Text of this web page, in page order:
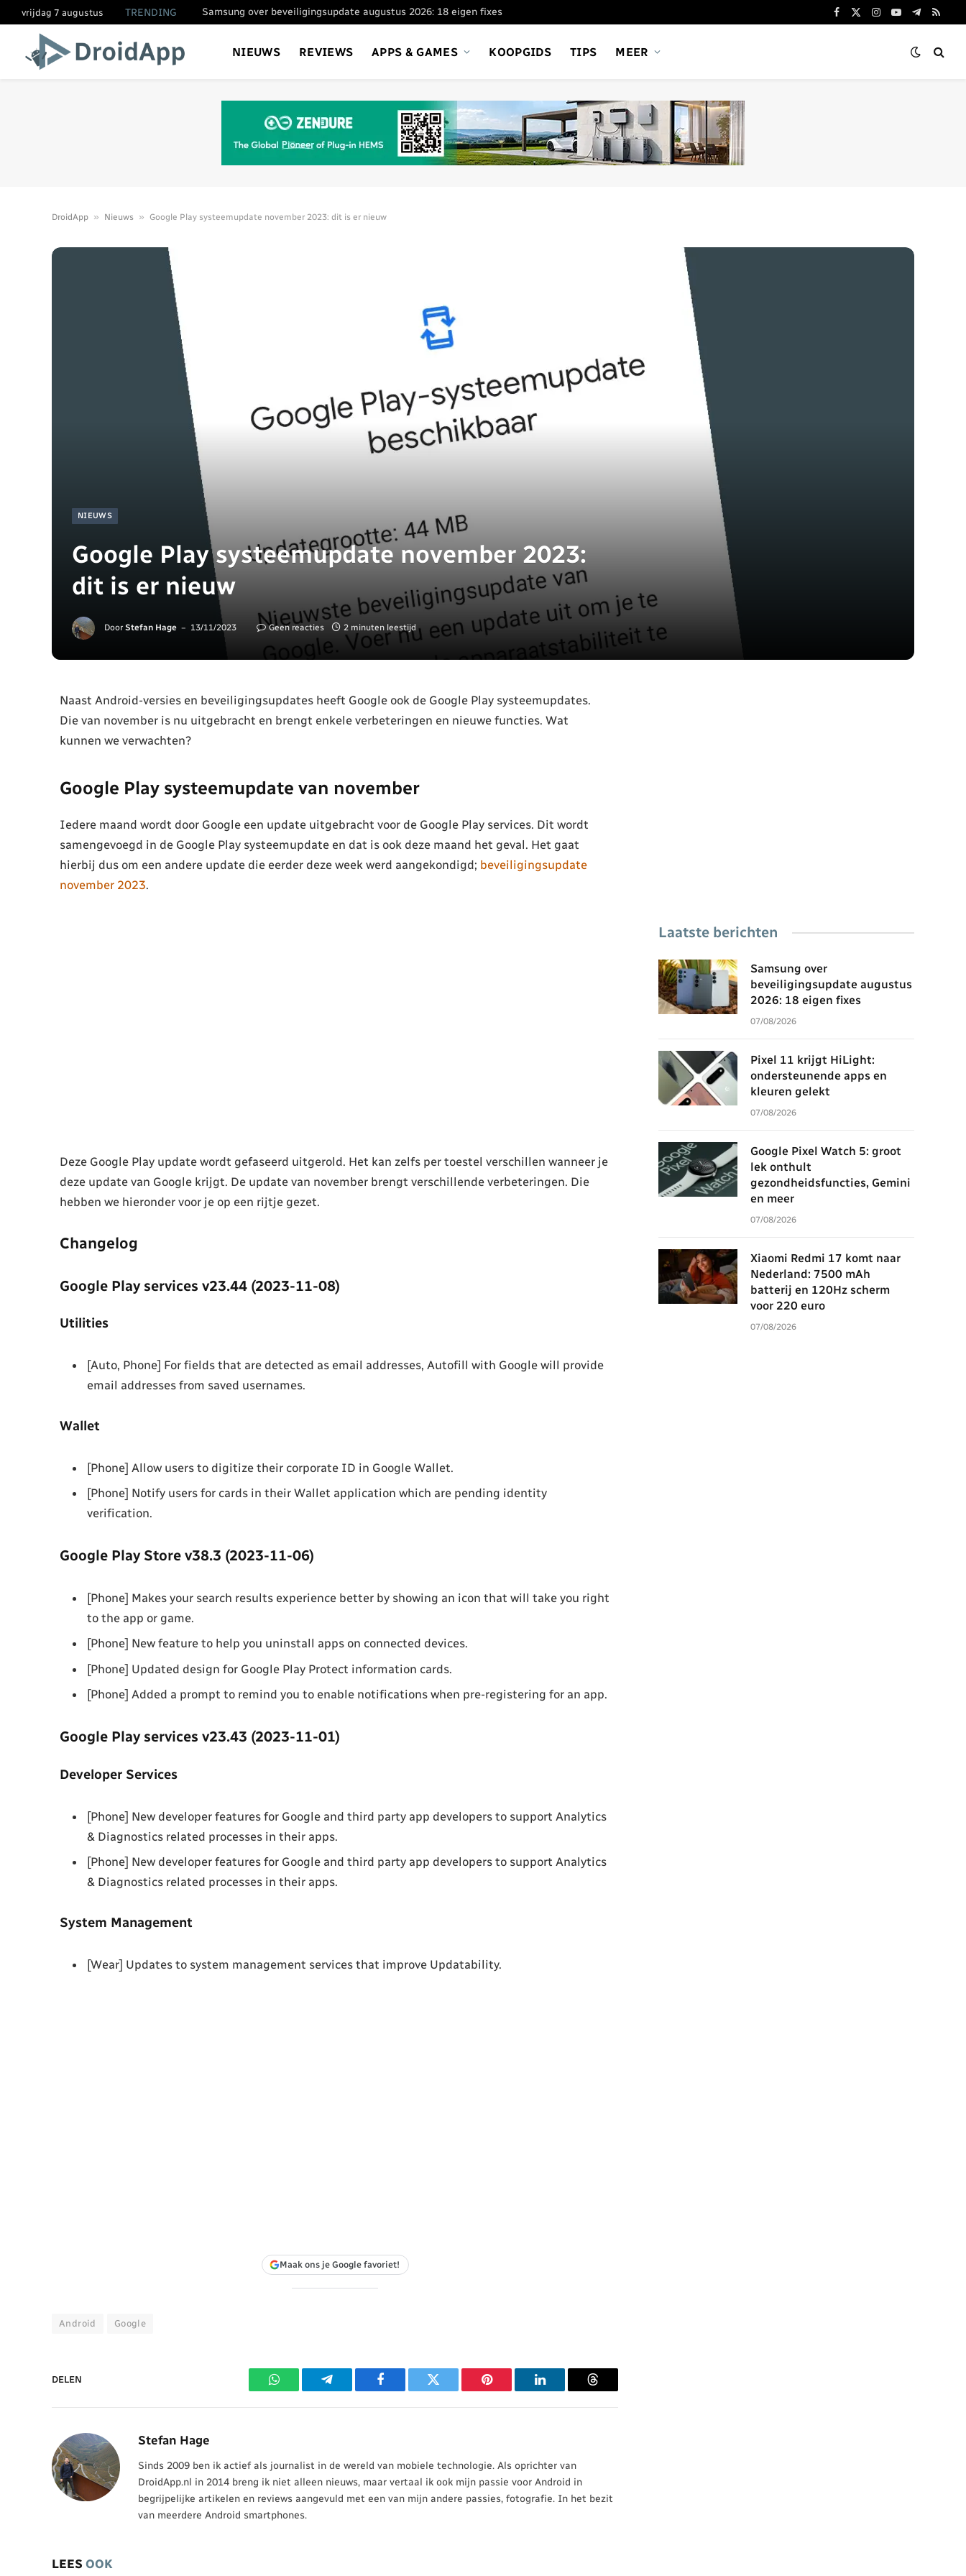
vrijdag 7 augustus TRENDING Samsung over beveiligingsupdate augustus 2026: 18 eigen fixes
Facebook
X
Instagram
YouTube
Telegram
RSS
NIEUWS REVIEWS APPS & GAMES KOOPGIDS TIPS MEER
DroidApp » Nieuws » Google Play systeemupdate november 2023: dit is er nieuw
NIEUWS
Google Play systeemupdate november 2023:
dit is er nieuw
Door Stefan Hage 13/11/2023 Geen reacties 2 minuten leestijd
Naast Android-versies en beveiligingsupdates heeft Google ook de Google Play systeemupdates.
Die van november is nu uitgebracht en brengt enkele verbeteringen en nieuwe functies. Wat
kunnen we verwachten?
Google Play systeemupdate van november
Iedere maand wordt door Google een update uitgebracht voor de Google Play services. Dit wordt
samengevoegd in de Google Play systeemupdate en dat is ook deze maand het geval. Het gaat
hierbij dus om een andere update die eerder deze week werd aangekondigd; beveiligingsupdate
november 2023.
Deze Google Play update wordt gefaseerd uitgerold. Het kan zelfs per toestel verschillen wanneer je
deze update van Google krijgt. De update van november brengt verschillende verbeteringen. Die
hebben we hieronder voor je op een rijtje gezet.
Changelog
Google Play services v23.44 (2023-11-08)
Utilities
[Auto, Phone] For fields that are detected as email addresses, Autofill with Google will provide
email addresses from saved usernames.
Wallet
[Phone] Allow users to digitize their corporate ID in Google Wallet.
[Phone] Notify users for cards in their Wallet application which are pending identity
verification.
Google Play Store v38.3 (2023-11-06)
[Phone] Makes your search results experience better by showing an icon that will take you right
to the app or game.
[Phone] New feature to help you uninstall apps on connected devices.
[Phone] Updated design for Google Play Protect information cards.
[Phone] Added a prompt to remind you to enable notifications when pre-registering for an app.
Google Play services v23.43 (2023-11-01)
Developer Services
[Phone] New developer features for Google and third party app developers to support Analytics
& Diagnostics related processes in their apps.
[Phone] New developer features for Google and third party app developers to support Analytics
& Diagnostics related processes in their apps.
System Management
[Wear] Updates to system management services that improve Updatability.
Maak ons je Google favoriet!
Android Google
DELEN
WhatsAppTelegram Facebook Twitter Pinterest LinkedIn Threads
Stefan Hage
Sinds 2009 ben ik actief als journalist in de wereld van mobiele technologie. Als oprichter van
DroidApp.nl in 2014 breng ik niet alleen nieuws, maar vertaal ik ook mijn passie voor Android in
begrijpelijke artikelen en reviews aangevuld met een van mijn andere passies, fotografie. In het bezit
van meerdere Android smartphones.
LEES OOK
Laatste berichten
Samsung over
beveiligingsupdate augustus
2026: 18 eigen fixes
07/08/2026
Pixel 11 krijgt HiLight:
ondersteunende apps en
kleuren gelekt
07/08/2026
Google Pixel Watch 5: groot
lek onthult
gezondheidsfuncties, Gemini
en meer
07/08/2026
Xiaomi Redmi 17 komt naar
Nederland: 7500 mAh
batterij en 120Hz scherm
voor 220 euro
07/08/2026